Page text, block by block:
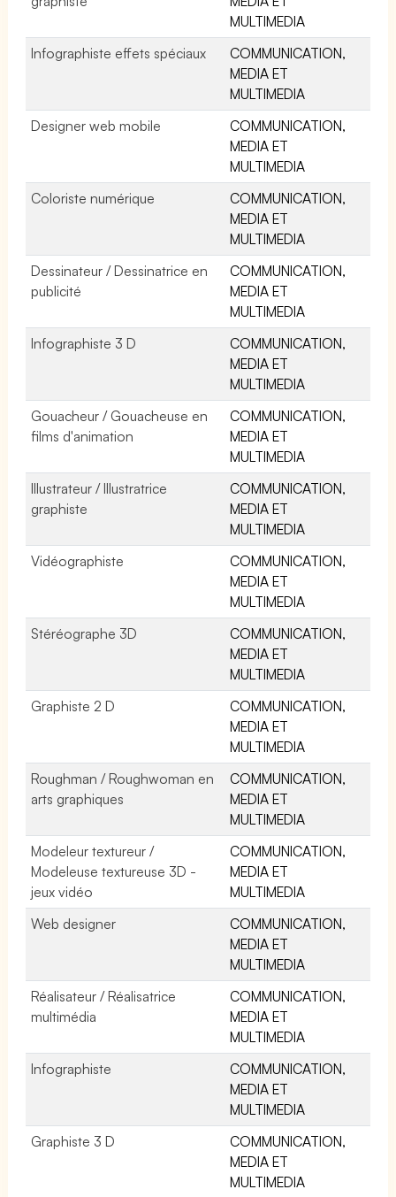
MULTIMEDIA
Infographiste effets spéciaux
COMMUNICATION,
MEDIA ET
MULTIMEDIA
Designer web mobile
COMMUNICATION,
MEDIA ET
MULTIMEDIA
Coloriste numérique
COMMUNICATION,
MEDIA ET
MULTIMEDIA
Dessinateur / Dessinatrice en
publicité
COMMUNICATION,
MEDIA ET
MULTIMEDIA
Infographiste 3 D
COMMUNICATION,
MEDIA ET
MULTIMEDIA
Gouacheur / Gouacheuse en
films d'animation
COMMUNICATION,
MEDIA ET
MULTIMEDIA
Illustrateur / Illustratrice
graphiste
COMMUNICATION,
MEDIA ET
MULTIMEDIA
Vidéographiste
COMMUNICATION,
MEDIA ET
MULTIMEDIA
Stéréographe 3D
COMMUNICATION,
MEDIA ET
MULTIMEDIA
Graphiste 2 D
COMMUNICATION,
MEDIA ET
MULTIMEDIA
Roughman / Roughwoman en
arts graphiques
COMMUNICATION,
MEDIA ET
MULTIMEDIA
Modeleur textureur /
Modeleuse textureuse 3D -
jeux vidéo
COMMUNICATION,
MEDIA ET
MULTIMEDIA
Web designer
COMMUNICATION,
MEDIA ET
MULTIMEDIA
Réalisateur / Réalisatrice
multimédia
COMMUNICATION,
MEDIA ET
MULTIMEDIA
Infographiste
COMMUNICATION,
MEDIA ET
MULTIMEDIA
Graphiste 3 D
COMMUNICATION,
MEDIA ET
MULTIMEDIA